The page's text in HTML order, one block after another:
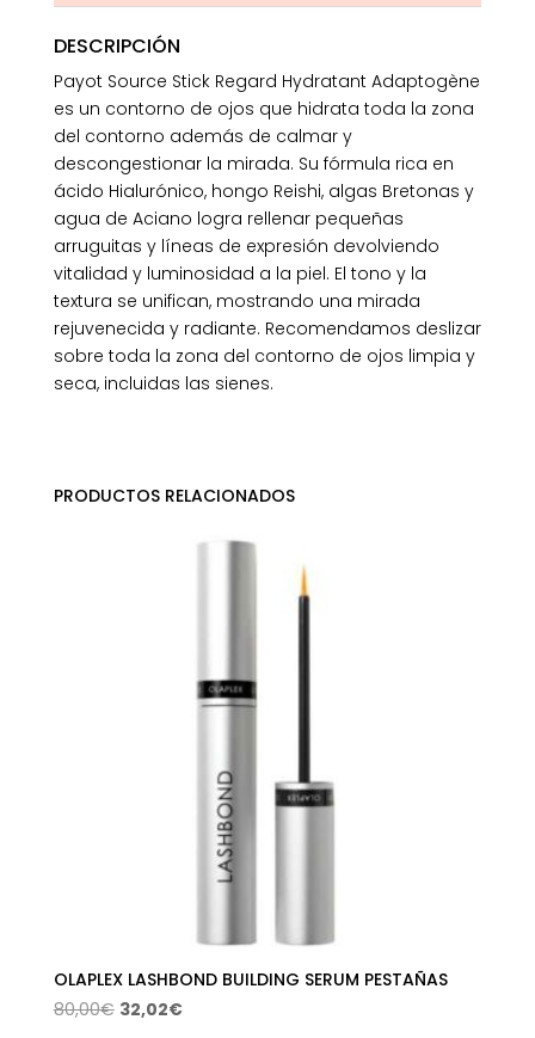
DESCRIPCIÓN
Payot Source Stick Regard Hydratant Adaptogène
es un contorno de ojos que hidrata toda la zona
del contorno además de calmar y
descongestionar la mirada. Su fórmula rica en
ácido Hialurónico, hongo Reishi, algas Bretonas y
agua de Aciano logra rellenar pequeñas
arruguitas y líneas de expresión devolviendo
vitalidad y luminosidad a la piel. El tono y la
textura se unifican, mostrando una mirada
rejuvenecida y radiante. Recomendamos deslizar
sobre toda la zona del contorno de ojos limpia y
seca, incluidas las sienes.
PRODUCTOS RELACIONADOS
OLAPLEX LASHBOND BUILDING SERUM PESTAÑAS
80,00€ El
32,02€El